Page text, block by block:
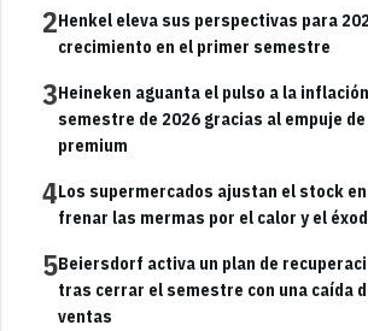
2Henkel eleva sus perspectivas para
crecimiento en el primer semestre
3Heineken aguanta el pulso a la
semestre de 2026 gracias al empuje
premium
4Los supermercados ajustan el stock
frenar las mermas por el calor y el
5Beiersdorf activa un plan de
tras cerrar el semestre con una caída
ventas